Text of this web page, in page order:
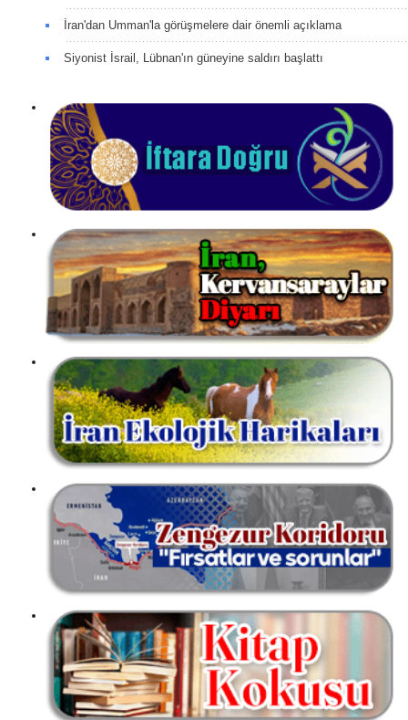
İran'dan Umman'la görüşmelere dair önemli açıklama
Siyonist İsrail, Lübnan'ın güneyine saldırı başlattı